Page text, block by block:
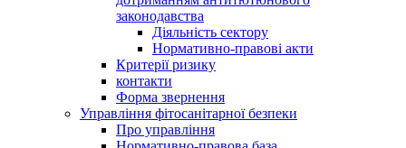
законодавства
Діяльність сектору
Нормативно-правові акти
Критерії ризику
контакти
Форма звернення
Управління фітосанітарної безпеки
Про управління